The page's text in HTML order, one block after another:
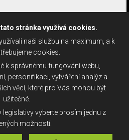
stránka využívá cookies.
naši službu na maximum, a k
cookies.
k správnému fungování webu,
personifikaci, vytváření analýz a
věcí, které pro Vás mohou být
užitečné.
vyberte prosím jednu z
možností.